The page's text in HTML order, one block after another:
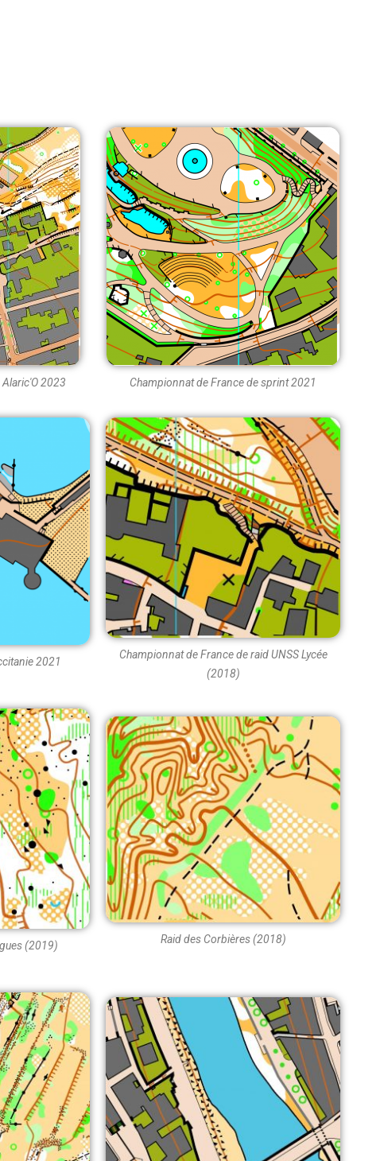
2023
2021
(2019)
Championnat de France de sprint 2021
Championnat de France de raid UNSS Lycée
(2018)
Raid des Corbières (2018)